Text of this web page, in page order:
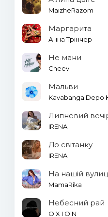
MaizheRazom
Маргарита
Анна Трінчер
Не мани
Cheev
Мальви
Kavabanga Depo
Липневий
IRENA
До світанку
IRENA
На нашій
MamaRika
Небесний рай
O X I O N